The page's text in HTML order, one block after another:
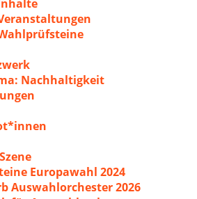
Nachhaltigkeit
Europawahl 2024
Auswahlorchester 2026